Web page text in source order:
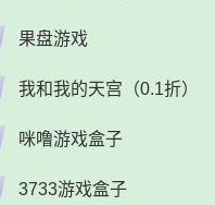
果盘游戏
我和我的天宫（0.1折）
咪噜游戏盒子
3733游戏盒子